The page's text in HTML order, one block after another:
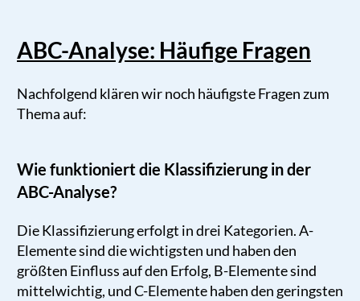
ABC-Analyse: Häufige Fragen
Nachfolgend klären wir noch häufigste Fragen zum
Thema auf:
Wie funktioniert die Klassifizierung in der
ABC-Analyse?
Die Klassifizierung erfolgt in drei Kategorien. A-
Elemente sind die wichtigsten und haben den
größten Einfluss auf den Erfolg, B-Elemente sind
mittelwichtig, und C-Elemente haben den geringsten